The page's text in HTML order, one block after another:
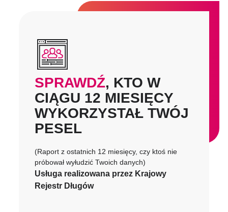
SPRAWDŹ, KTO W
CIĄGU 12 MIESIĘCY
WYKORZYSTAŁ TWÓJ
PESEL
(Raport z ostatnich 12 miesięcy, czy ktoś nie
próbował wyłudzić Twoich danych)
Usługa realizowana przez Krajowy
Rejestr Długów